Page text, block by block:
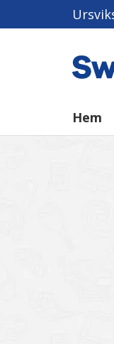
Hem